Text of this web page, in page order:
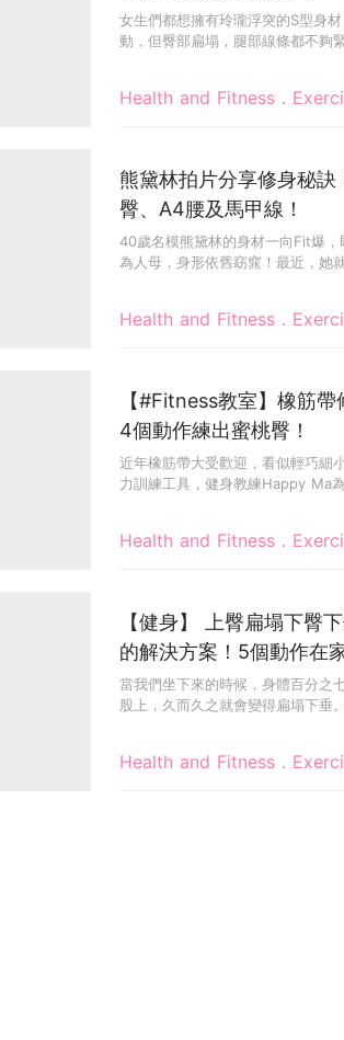
Health and Fitness．
女生們都想擁有玲瓏浮突的S型身
動，但臀部扁塌，腿部線條都不夠
Health and Fitness．
熊黛林拍片分享修身秘
臀、A4腰及馬甲線！
40歲名模熊黛林的身材一向Fit爆
為人母，身形依舊窈窕！最近，她
Health and Fitness．
【#Fitness教室】橡筋帶
4個動作練出蜜桃臀！
近年橡筋帶大受歡迎，看似輕巧細
力訓練工具，健身教練Happy Ma
Health and Fitness．
【健身】 上臀扁塌下臀
的解決方案！5個動作在
當我們坐下來的時候，身體百分之
股上，久而久之就會變得扁塌下垂